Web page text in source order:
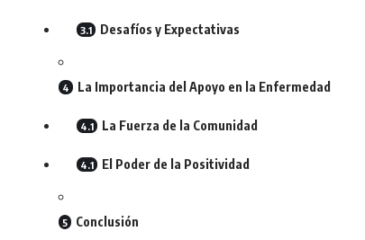
Desafíos y Expectativas
La Importancia del Apoyo en la Enfermedad
La Fuerza de la Comunidad
El Poder de la Positividad
Conclusión